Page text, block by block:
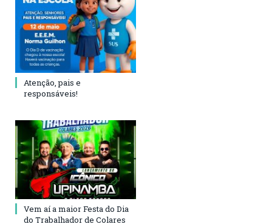
Atenção, pais e
responsáveis!
Vem aí a maior Festa do Dia
do Trabalhador de Colares